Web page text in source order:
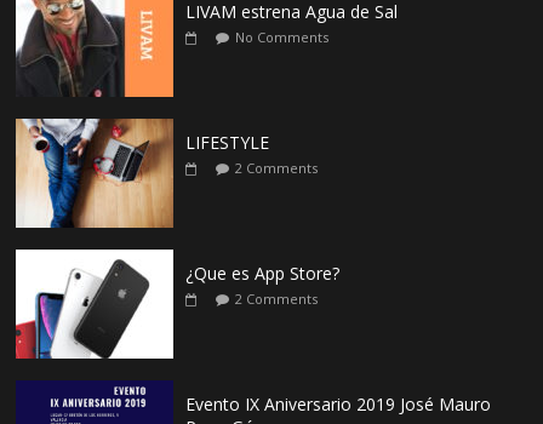
LIVAM estrena Agua de Sal
No Comments
LIFESTYLE
2 Comments
¿Que es App Store?
2 Comments
Evento IX Aniversario 2019 José Mauro